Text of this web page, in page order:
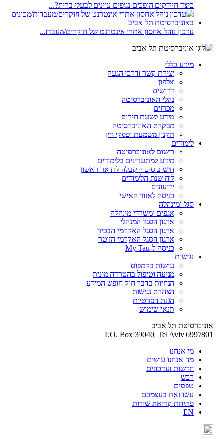
כיצד חיידקים הופכים נגיפים עוינים לבעלי ברית?...
עדכון נוהל אחסון אתרי אינטרנט של חוקרים/מעבדו...
מידע כללי
יצירת קשר ודרכי הגעה
אלפון
דרושים
נהלי האוניברסיטה
מכרזים
מידע לשעת חירום
מבקרת האוניברסיטה
תקנון משמעת ופסקי דין
לימודים
רישום לאוניברסיטה
מידע למתעניינים בלימודים
חישוב סיכויי קבלה לתואר ראשון
לוח שנת הלימודים
ידיעונים
כניסה לאזור האישי
סגל ומינהלה
אגפים ומשרדי מינהלה
ארגון הסגל המנהלי
ארגון הסגל האקדמי הבכיר
ארגון הסגל האקדמי הזוטר
כניסה ל-My Tau
נגישות
נגישות בקמפוס
מניעה וטיפול בהטרדה מינית
הנחיות בדבר חוק חופש המידע
הצהרת נגישות
הגנת הפרטיות
תנאי שימוש
אוניברסיטת תל אביב
P.O. Box 39040, Tel Aviv 6997801
מי אנחנו
מה אנחנו עושים
חדשות ועדכונים
רכש
טפסים
עשו זאת בעצמכם
פתיחת קריאת שירות
EN